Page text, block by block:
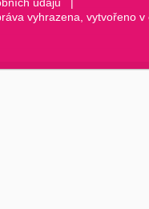
vyhrazena, vytvořeno v